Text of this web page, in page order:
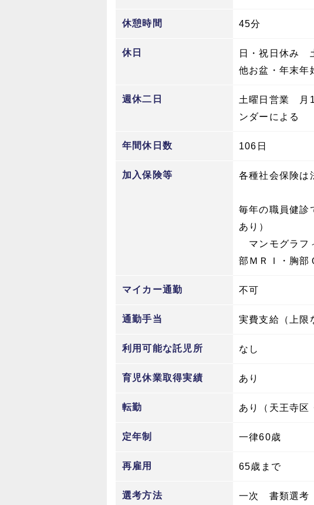
休憩時間 45分
休日
日・祝日休み
他お盆・年末年
週休二日
土曜日営業 月
ンダーによる
年間休日数 106日
加入保険等 各種社会保険は
毎年の職員健診
あり）
マンモグラフ
部ＭＲＩ・胸
マイカー通勤 不可
通勤手当 実費支給（上限
利用可能な託児所 なし
育児休業取得実績 あり
転勤 あり（天王寺区
定年制 一律60歳
再雇用 65歳まで
選考方法 一次 書類選